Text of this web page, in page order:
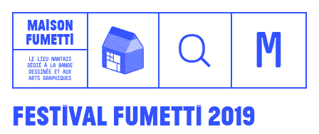
Maison
Fumetti
LE LIEU NANTAIS
DÉDIÉ À LA BANDE
DESSINÉE ET AUX
ARTS GRAPHIQUES
M
Festival Fumetti 2019